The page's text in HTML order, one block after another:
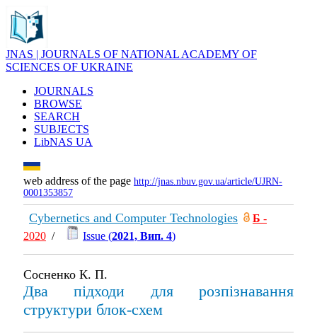
JNAS | JOURNALS OF NATIONAL ACADEMY OF
SCIENCES OF UKRAINE
JOURNALS
BROWSE
SEARCH
SUBJECTS
LibNAS UA
web address of the page http://jnas.nbuv.gov.ua/article/UJRN-
0001353857
Cybernetics and Computer Technologies Б -
2020 / Issue (2021, Вип. 4)
Сосненко К. П.
Два підходи для розпізнавання
структури блок-схем